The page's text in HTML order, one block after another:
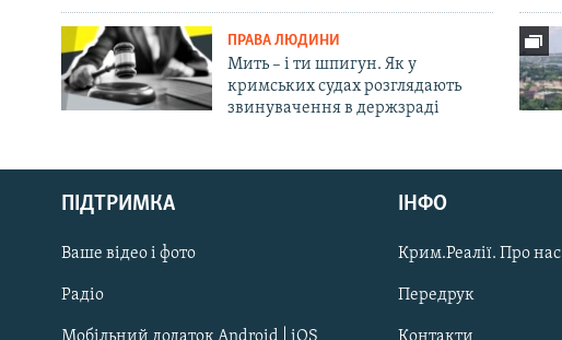
Русский
Qırımtatar
ДОЛУЧАЙСЯ!
ПРАВА ЛЮДИНИ
Мить – і ти шпигун. Як у
кримських судах розглядають
звинувачення в держзраді
ПІДТРИМКА
Ваше відео і фото
Радіо
Мобільний додаток Android | iOS
ІНФО
Крим.Реалії. Про нас
Передрук
Контакти